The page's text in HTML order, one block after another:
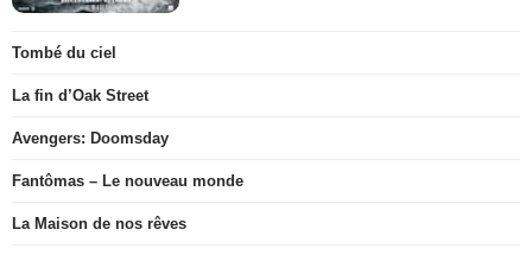
Tombé du ciel
La fin d’Oak Street
Avengers: Doomsday
Fantômas – Le nouveau monde
La Maison de nos rêves